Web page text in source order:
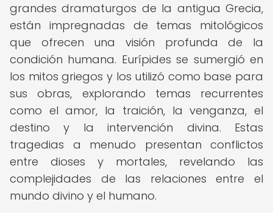
grandes dramaturgos de la antigua Grecia,
están impregnadas de temas mitológicos
que ofrecen una visión profunda de la
condición humana. Eurípides se sumergió en
los mitos griegos y los utilizó como base para
sus obras, explorando temas recurrentes
como el amor, la traición, la venganza, el
destino y la intervención divina. Estas
tragedias a menudo presentan conflictos
entre dioses y mortales, revelando las
complejidades de las relaciones entre el
mundo divino y el humano.